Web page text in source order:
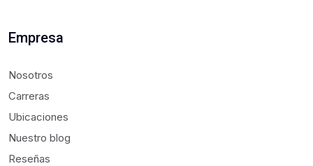
Empresa
Nosotros
Carreras
Ubicaciones
Nuestro blog
Reseñas